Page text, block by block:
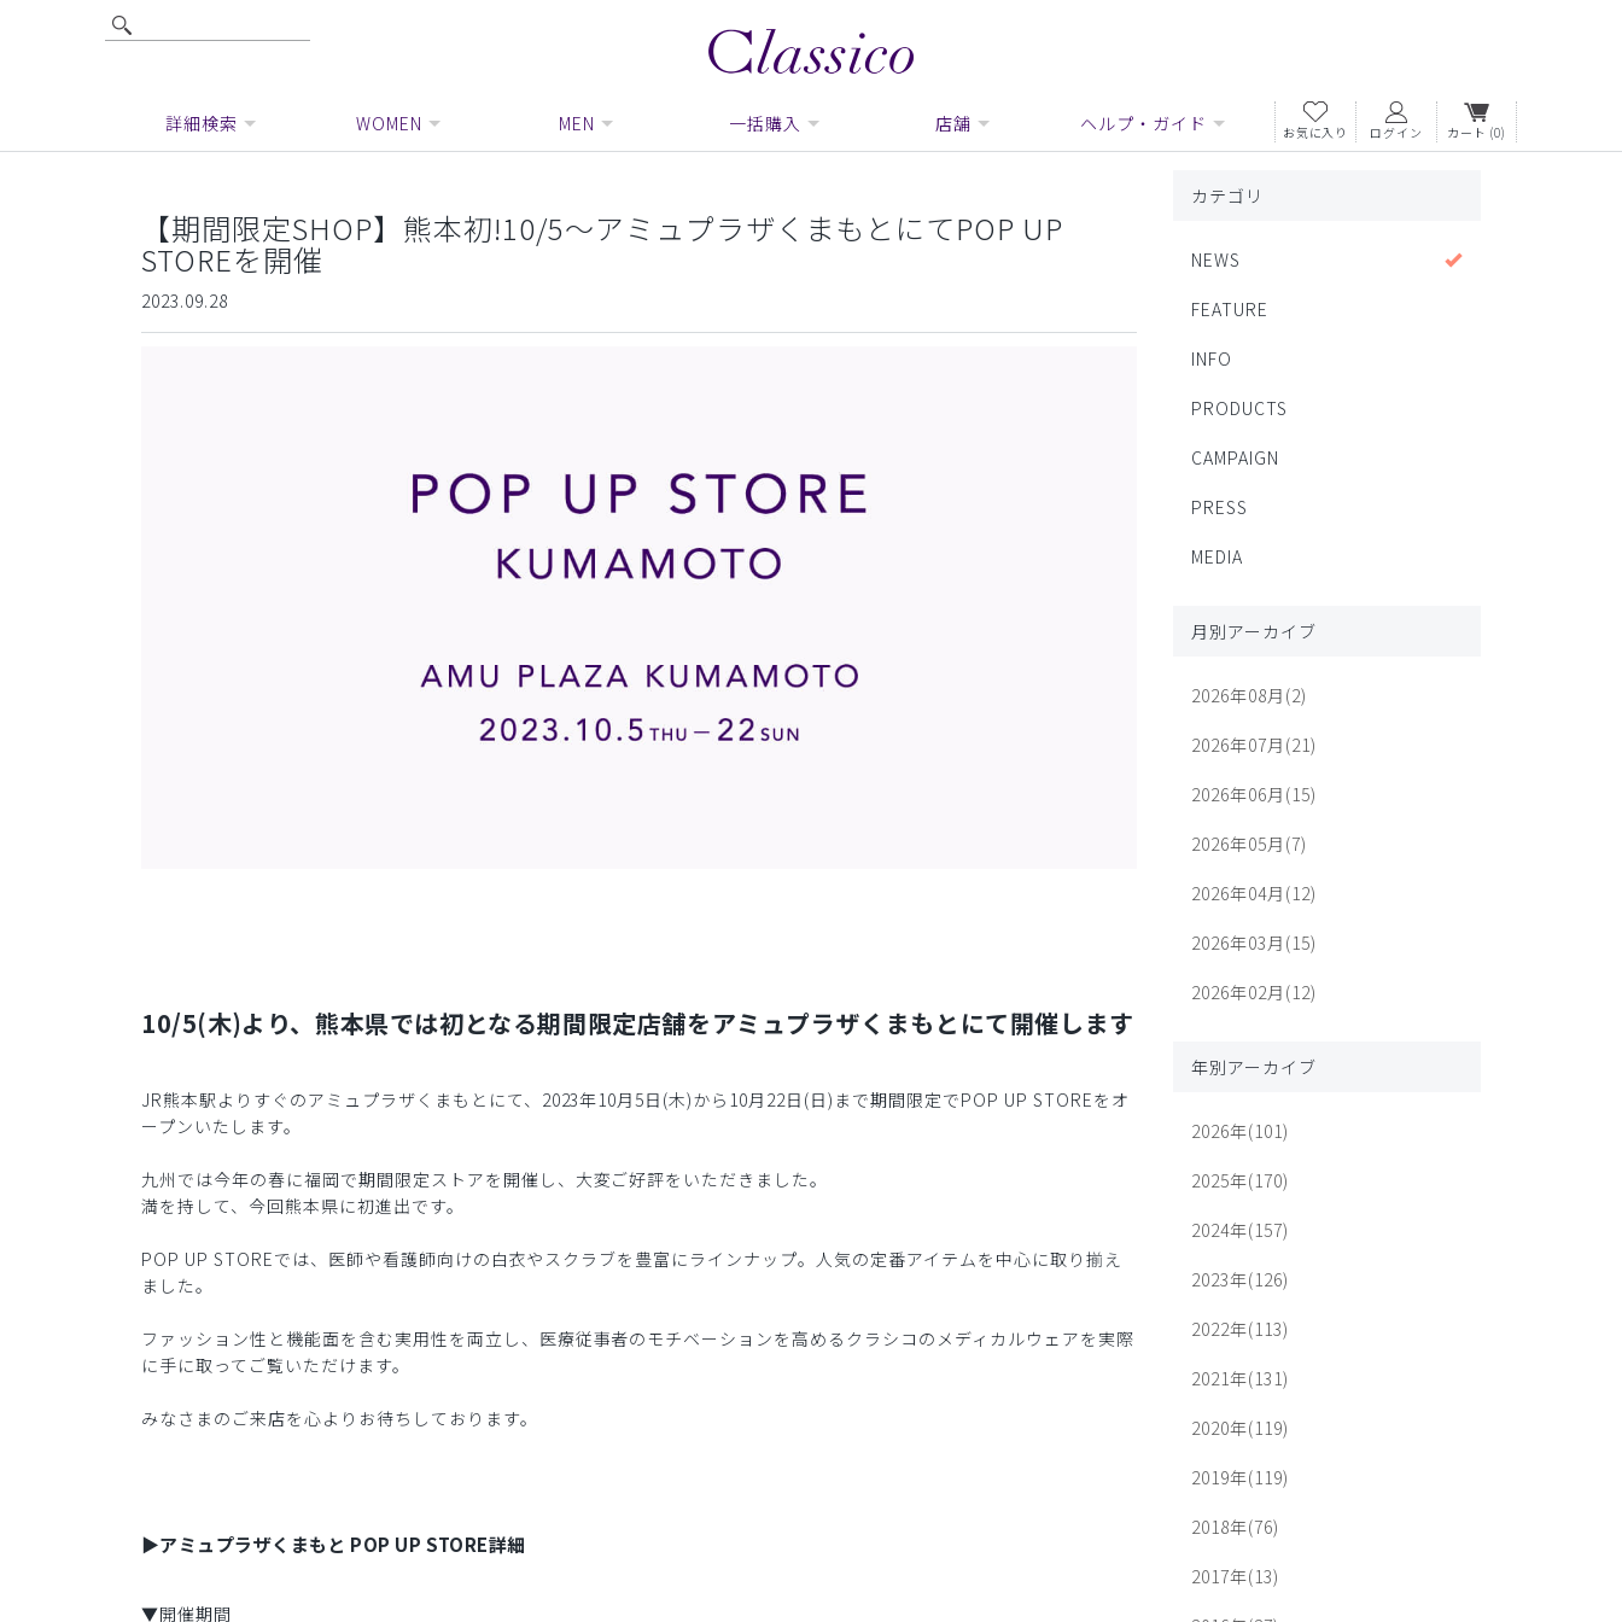
詳細検索 WOMEN MEN 一括購入 店舗 ヘルプ・ガイド お気に入り ログイン カート (0)
【期間限定SHOP】熊本初!10/5〜アミュプラザくまもとにてPOP UP
STOREを開催
2023.09.28
10/5(木)より、熊本県では初となる期間限定店舗をアミュプラザくまもとにて開催します
JR熊本駅よりすぐのアミュプラザくまもとにて、2023年10月5日(木)から10月22日(日)まで期間限定でPOP UP STOREをオ
ープンいたします。
九州では今年の春に福岡で期間限定ストアを開催し、大変ご好評をいただきました。
満を持して、今回熊本県に初進出です。
POP UP STOREでは、医師や看護師向けの白衣やスクラブを豊富にラインナップ。人気の定番アイテムを中心に取り揃え
ました。
ファッション性と機能面を含む実用性を両立し、医療従事者のモチベーションを高めるクラシコのメディカルウェアを実際
に手に取ってご覧いただけます。
みなさまのご来店を心よりお待ちしております。
▶️アミュプラザくまもと POP UP STORE詳細
▼開催期間
カテゴリ
NEWS
FEATURE
INFO
PRODUCTS
CAMPAIGN
PRESS
MEDIA
月別アーカイブ
2026年08月(2)
2026年07月(21)
2026年06月(15)
2026年05月(7)
2026年04月(12)
2026年03月(15)
2026年02月(12)
年別アーカイブ
2026年(101)
2025年(170)
2024年(157)
2023年(126)
2022年(113)
2021年(131)
2020年(119)
2019年(119)
2018年(76)
2017年(13)